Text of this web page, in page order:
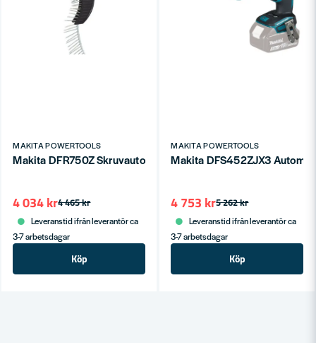
MAKITA POWERTOOLS
Makita DFR750Z Skruvautomat 45-75mm 18V (Naken)
4 465 kr
4 034 kr
Leveranstid ifrån leverantör ca
3-7 arbetsdagar
Köp
MAKITA POWERTOOLS
Makita DFS452ZJX3
5 262 kr
4 753 kr
Leveranstid ifrån leverantör ca
3-7 arbetsdagar
Köp